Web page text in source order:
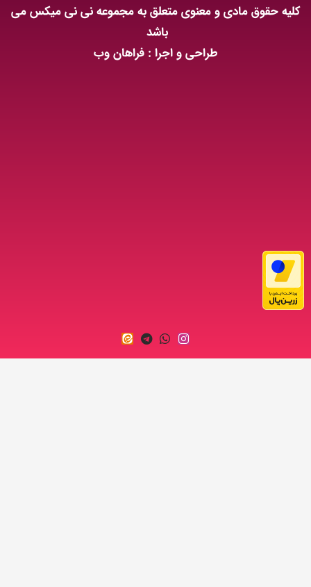
کلیه حقوق مادی و معنوی متعلق به مجموعه نی نی میکس می
باشد
طراحی و اجرا : فراهان وب